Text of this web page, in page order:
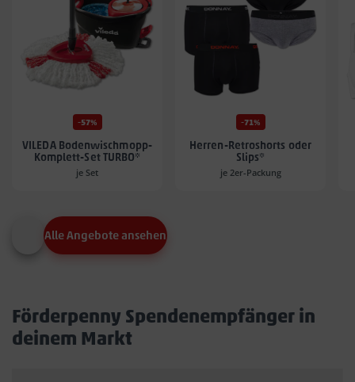
-57%
VILEDA Bodenwischmopp-
Komplett-Set TURBO*
je Set
-71%
Herren-Retroshorts oder
Slips*
je 2er-Packung
Alle Angebote ansehen
Förderpenny Spendenempfänger in
deinem Markt